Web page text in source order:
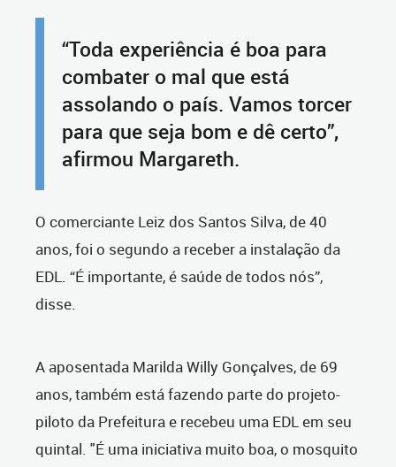
“Toda experiência é boa para
combater o mal que está
assolando o país. Vamos torcer
para que seja bom e dê certo”,
afirmou Margareth.
O comerciante Leiz dos Santos Silva, de 40
anos, foi o segundo a receber a instalação da
EDL. “É importante, é saúde de todos nós”,
disse.
A aposentada Marilda Willy Gonçalves, de 69
anos, também está fazendo parte do projeto-
piloto da Prefeitura e recebeu uma EDL em seu
quintal. "É uma iniciativa muito boa, o mosquito